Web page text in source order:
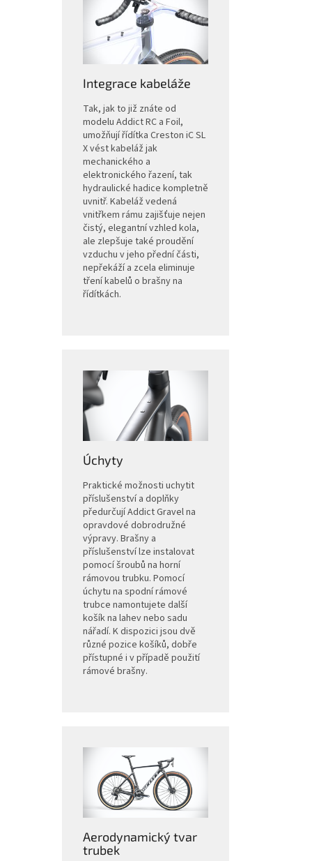
Integrace kabeláže
Tak, jak to již znáte od
modelu Addict RC a Foil,
umožňují řídítka Creston iC SL
X vést kabeláž jak
mechanického a
elektronického řazení, tak
hydraulické hadice kompletně
uvnitř. Kabeláž vedená
vnitřkem rámu zajišťuje nejen
čistý, elegantní vzhled kola,
ale zlepšuje také proudění
vzduchu v jeho přední části,
nepřekáží a zcela eliminuje
tření kabelů o brašny na
řídítkách.
Úchyty
Praktické možnosti uchytit
příslušenství a doplňky
předurčují Addict Gravel na
opravdové dobrodružné
výpravy. Brašny a
příslušenství lze instalovat
pomocí šroubů na horní
rámovou trubku. Pomocí
úchytu na spodní rámové
trubce namontujete další
košík na lahev nebo sadu
nářadí. K dispozici jsou dvě
různé pozice košíků, dobře
přístupné i v případě použití
rámové brašny.
Aerodynamický tvar
trubek